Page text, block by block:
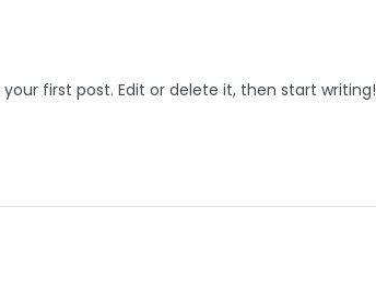
your first post. Edit or delete it, then start writing!